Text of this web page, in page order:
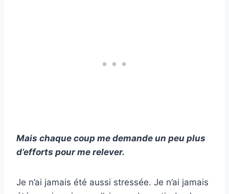
Mais chaque coup me demande un peu plus
d’efforts pour me relever.
Je n’ai jamais été aussi stressée. Je n’ai jamais